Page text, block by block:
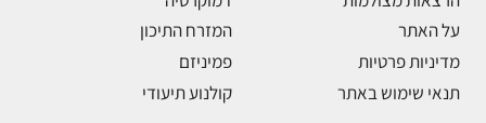
על האתר
מדיניות פרטיות
תנאי שימוש באתר
המזרח התיכון
פמיניזם
קולנוע תיעודי